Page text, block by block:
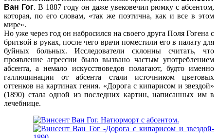
Ван Гог. В 1887 году он даже увековечил рюмку с абсентом,
которая, по его словам, «так же поэтична, как и все в этом
мире».
Но уже через год он набросился на своего друга Поля Гогена с
бритвой в руках, после чего врачи поместили его в палату для
буйных больных. Исследователи склонны считать, что
проявление агрессии было вызвано частым употреблением
абсента, а немало искусствоведов полагают, будто именно
галлюцинации от абсента стали источником цветовых
оттенков на картинах гения. «Дорога с кипарисом и звездой»
(1890) стала одной из последних картин, написанных им в
лечебнице.